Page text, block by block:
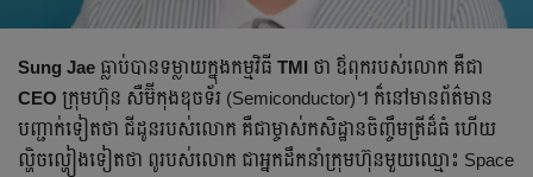
Sung Jae ធ្លាប់បានទម្លាយក្នុងកម្មវិធី TMI ថា​ ឪពុករបស់លោក គឺជា
CEO ក្រុមហ៊ុន សឺម៊ីកុងឌុចទ័រ (Semiconductor)។ ក៏នៅមាន​ព័ត៌មាន​
បញ្ជាក់ទៀតថា ជីដូនរបស់លោក គឺជាម្ចាស់កសិដ្ឋានចិញ្ចឹមត្រីដ៏ធំ ហើយ
ល្ហិចល្ហៀងទៀតថា ពូរបស់លោក ជាអ្នកដឹកនាំក្រុមហ៊ុនមួយឈ្មោះ Space